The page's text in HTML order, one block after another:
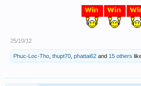
25/10/12
Phuc-Loc-Tho thupt70 phattai62 and 15 others